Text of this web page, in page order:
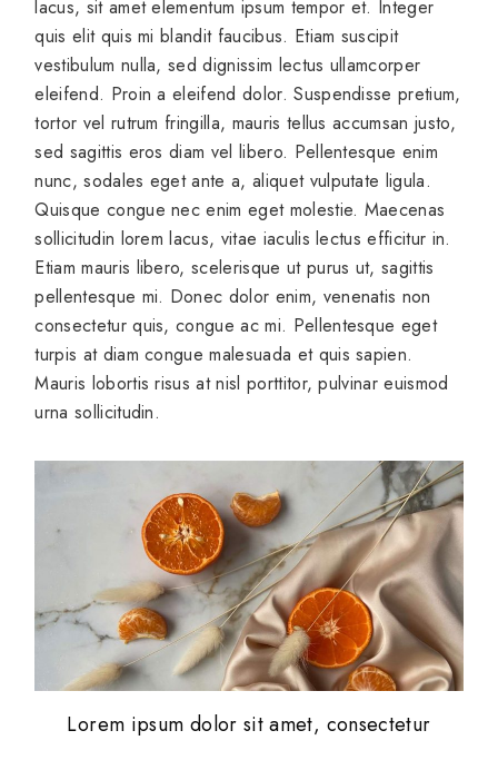
lacus, sit amet elementum ipsum tempor et. Integer
quis elit quis mi blandit faucibus. Etiam suscipit
vestibulum nulla, sed dignissim lectus ullamcorper
eleifend. Proin a eleifend dolor. Suspendisse pretium,
tortor vel rutrum fringilla, mauris tellus accumsan justo,
sed sagittis eros diam vel libero. Pellentesque enim
nunc, sodales eget ante a, aliquet vulputate ligula.
Quisque congue nec enim eget molestie. Maecenas
sollicitudin lorem lacus, vitae iaculis lectus efficitur in.
Etiam mauris libero, scelerisque ut purus ut, sagittis
pellentesque mi. Donec dolor enim, venenatis non
consectetur quis, congue ac mi. Pellentesque eget
turpis at diam congue malesuada et quis sapien.
Mauris lobortis risus at nisl porttitor, pulvinar euismod
urna sollicitudin.
Lorem ipsum dolor sit amet, consectetur